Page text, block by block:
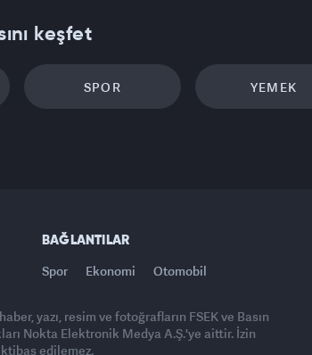
keşfet
SPOR YEMEK
BAĞLANTILAR
Spor Ekonomi Otomobil
yazı, resim ve fotoğrafların FSEK ve Basın
Nokta Elektronik Medya A.Ş.'ye aittir. İzin
edilemez.